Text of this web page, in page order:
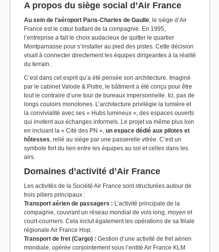
A propos du siège social d’Air France
Au sein de l’aéroport Paris-Charles de Gaulle, le siège d’Air
France est le cœur battant de la compagnie. En 1995,
l’entreprise a fait le choix audacieux de quitter le quartier
Montparnasse pour s’installer au pied des pistes. Cette décision
visait à connecter directement les équipes dirigeantes à la réalité
du terrain.
C’est dans cet esprit qu’a été pensée son architecture. Imaginé
par le cabinet Valode & Pistre, le bâtiment a été conçu pour être
tout le contraire d’une tour de bureaux impersonnelle. Ici, pas de
longs couloirs monotones. L’architecture privilégie la lumière et
la convivialité avec ses « Hubs lumineux », des espaces ouverts
qui invitent aux échanges informels. Le projet va même plus loin
en incluant la « Cité des PN », un espace dédié aux pilotes et
hôtesses, relié au siège par une passerelle vitrée. C’est un
symbole fort du lien entre les équipes au sol et celles dans les
airs.
Domaines d’activité d’Air France
Les activités de la Société Air France sont structurées autour de
trois piliers principaux :
Transport aérien de passagers : L’activité principale de la
compagnie, couvrant un réseau mondial de vols long, moyen et
court-courriers. Cela inclut également les opérations de sa filiale
régionale Air France Hop.
Transport de fret (Cargo) : Gestion d’une activité de fret aérien
mondiale, opérée conjointement sous l’entité Air France KLM